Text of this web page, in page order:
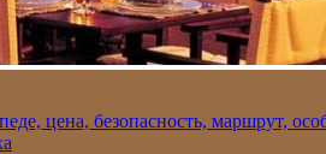
цена, безопасность, маршрут,